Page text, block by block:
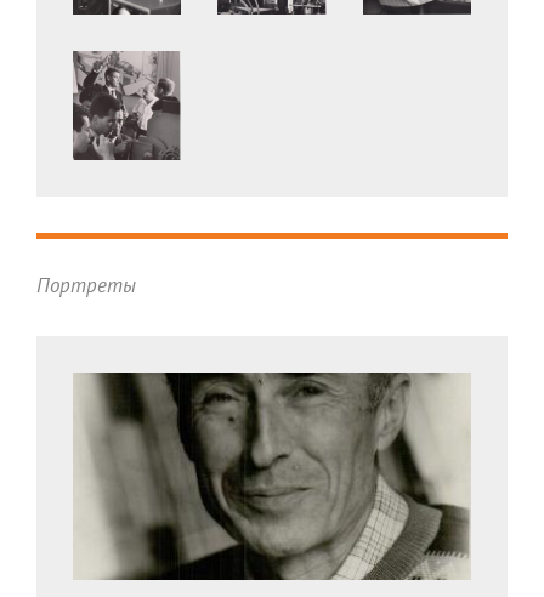
Портреты